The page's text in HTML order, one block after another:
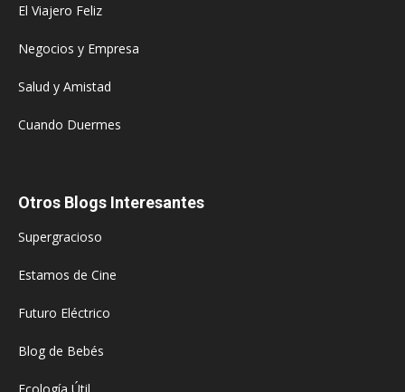
El Viajero Feliz
Negocios y Empresa
Salud y Amistad
Cuando Duermes
Otros Blogs Interesantes
Supergracioso
Estamos de Cine
Futuro Eléctrico
Blog de Bebés